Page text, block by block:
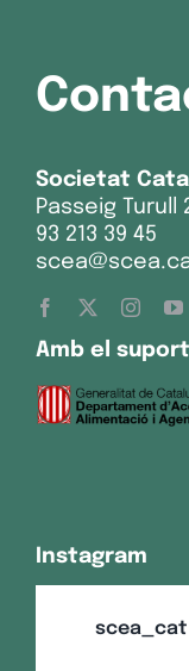
Societat
Passeig Turull
93 213 39 45
Amb el
Instagram
scea_cat